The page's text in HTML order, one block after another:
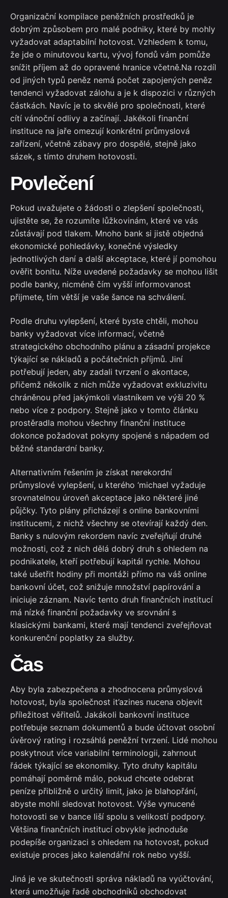
Organizační kompilace peněžních prostředků je
dobrým způsobem pro malé podniky, které by mohly
vyžadovat adaptabilní hotovost. Vzhledem k tomu,
že jde o minutovou kartu, vývoj fondů vám pomůže
snížit příjem až do opravené hranice včetně.Na rozdíl
od jiných typů peněz nemá počet zapojených peněz
tendenci vyžadovat zálohu a je k dispozici v různých
částkách. Navíc je to skvělé pro společnosti, které
cítí vánoční odlivy a začínají. Jakékoli finanční
instituce na jaře omezují konkrétní průmyslová
zařízení, včetně zábavy pro dospělé, stejně jako
sázek, s tímto druhem hotovosti.
Povlečení
Pokud uvažujete o žádosti o zlepšení společnosti,
ujistěte se, že rozumíte lůžkovinám, které ve vás
zůstávají pod tlakem. Mnoho bank si jistě objedná
ekonomické pohledávky, konečné výsledky
jednotlivých daní a další akceptace, které jí pomohou
ověřit bonitu. Níže uvedené požadavky se mohou lišit
podle banky, nicméně čím vyšší informovanost
přijmete, tím větší je vaše šance na schválení.
Podle druhu vylepšení, které byste chtěli, mohou
banky vyžadovat více informací, včetně
strategického obchodního plánu a zásadní projekce
týkající se nákladů a počátečních příjmů. Jiní
potřebují jeden, aby zadali tvrzení o akontace,
přičemž několik z nich může vyžadovat exkluzivitu
chráněnou před jakýmkoli vlastníkem ve výši 20 %
nebo více z podpory. Stejně jako v tomto článku
prostěradla mohou všechny finanční instituce
dokonce požadovat pokyny spojené s nápadem od
běžné standardní banky.
Alternativním řešením je získat nerekordní
průmyslové vylepšení, u kterého ‘michael vyžaduje
srovnatelnou úroveň akceptace jako některé jiné
půjčky. Tyto plány přicházejí s online bankovními
institucemi, z nichž všechny se otevírají každý den.
Banky s nulovým rekordem navíc zveřejňují druhé
možnosti, což z nich dělá dobrý druh s ohledem na
podnikatele, kteří potřebují kapitál rychle. Mohou
také ušetřit hodiny při montáži přímo na váš online
bankovní účet, což snižuje množství papírování a
iniciuje záznam. Navíc tento druh finančních institucí
má nízké finanční požadavky ve srovnání s
klasickými bankami, které mají tendenci zveřejňovat
konkurenční poplatky za služby.
Čas
Aby byla zabezpečena a zhodnocena průmyslová
hotovost, byla společnost it’azines nucena objevit
příležitost věřitelů. Jakákoli bankovní instituce
potřebuje seznam dokumentů a bude účtovat osobní
úvěrový rating i rozsáhlá peněžní tvrzení. Lidé mohou
poskytnout více variabilní terminologii, zahrnout
řádek týkající se ekonomiky. Tyto druhy kapitálu
pomáhají poměrně málo, pokud chcete odebrat
peníze přibližně o určitý limit, jako je blahopřání,
abyste mohli sledovat hotovost. Výše vynucené
hotovosti se v bance liší spolu s velikostí podpory.
Většina finančních institucí obvykle jednoduše
podepíše organizaci s ohledem na hotovost, pokud
existuje proces jako kalendářní rok nebo vyšší.
Jiná je ve skutečnosti správa nákladů na vyúčtování,
která umožňuje řadě obchodníků obchodovat